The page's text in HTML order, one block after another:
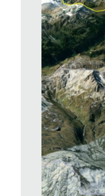
anni Ottanta è
reaganismo e del
Il modello
convergere due
distinti: le
informazioni sul
Google Maps,
l’informazione
navigabile con
informazione che
ovverossia sempre